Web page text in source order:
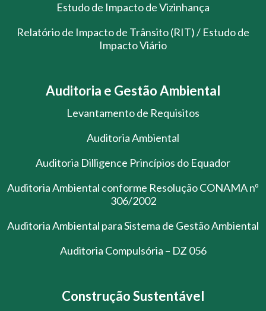
Estudo de Impacto de Vizinhança
Relatório de Impacto de Trânsito (RIT) / Estudo de
Impacto Viário
Auditoria e Gestão Ambiental
Levantamento de Requisitos
Auditoria Ambiental
Auditoria Dilligence Princípios do Equador
Auditoria Ambiental conforme Resolução CONAMA nº
306/2002
Auditoria Ambiental para Sistema de Gestão Ambiental
Auditoria Compulsória – DZ 056
Construção Sustentável